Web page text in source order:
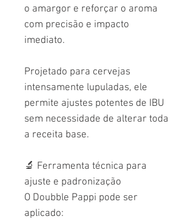
o amargor e reforçar o aroma
com precisão e impacto
imediato.
Projetado para cervejas
intensamente lupuladas, ele
permite ajustes potentes de IBU
sem necessidade de alterar toda
a receita base.
🔬 Ferramenta técnica para
ajuste e padronização
O Doubble Pappi pode ser
aplicado: